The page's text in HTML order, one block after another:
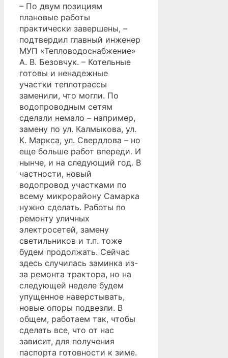
– По двум позициям
плановые работы
практически завершены, –
подтвердил главный инженер
МУП «Тепловодоснабжение»
А. В. Безовчук. – Котельные
готовы и ненадежные
участки теплотрассы
заменили, что могли. По
водопроводным сетям
сделали немало – например,
замену по ул. Калмыкова, ул.
К. Маркса, ул. Свердлова – но
еще больше работ впереди. И
нынче, и на следующий год. В
частности, новый
водопровод участками по
всему микрорайону Самарка
нужно сделать. Работы по
ремонту уличных
электросетей, замену
светильников и т.п. тоже
будем продолжать. Сейчас
здесь случилась заминка из-
за ремонта трактора, но на
следующей неделе будем
упущенное наверстывать,
новые опоры подвезли. В
общем, работаем так, чтобы
сделать все, что от нас
зависит, для получения
паспорта готовности к зиме.